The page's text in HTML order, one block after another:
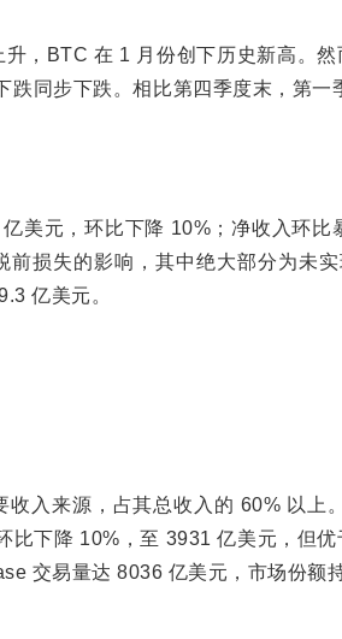
，BTC 在 1 月份创下历史新高。
跌同步下跌。相比第四季度末，第一
美元，环比下降 10%；净收入环
前损失的影响，其中绝大部分为未
亿美元。
入来源，占其总收入的 60% 以上
比下降 10%，至 3931 亿美元，但
交易量达 8036 亿美元，市场份额